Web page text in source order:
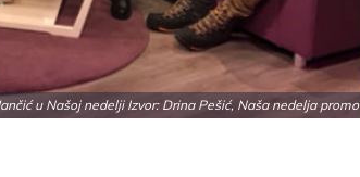
u Našoj nedelji Izvor: Drina Pešić, Naša nedelja promo